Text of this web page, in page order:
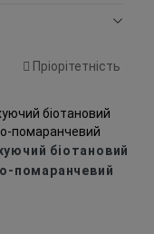
Пріорітетність
біотановий
помаранчевий